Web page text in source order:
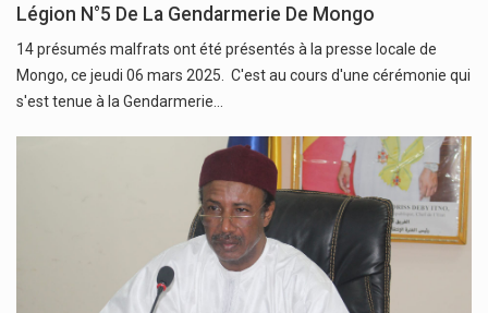
Légion N°5 De La Gendarmerie De Mongo
14 présumés malfrats ont été présentés à la presse locale de
Mongo, ce jeudi 06 mars 2025. C'est au cours d'une cérémonie qui
s'est tenue à la Gendarmerie…